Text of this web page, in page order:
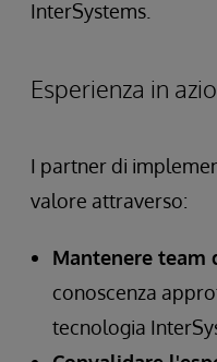
InterSystems.
Esperienza in
I partner di
valore attraverso:
Mantenere team
conoscenza
tecnologia